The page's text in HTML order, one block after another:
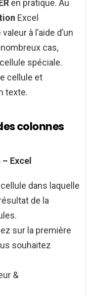
en pratique. Au
Excel
à l’aide d’un
cas,
spéciale.
cellule et
texte.
colonnes
– Excel
dans laquelle
de la
sur la première
souhaitez
&